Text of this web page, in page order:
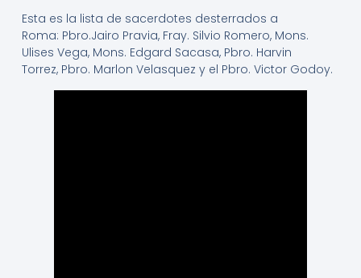
Esta es la lista de sacerdotes desterrados a
Roma: Pbro.Jairo Pravia, Fray. Silvio Romero, Mons.
Ulises Vega, Mons. Edgard Sacasa, Pbro. Harvin
Torrez, Pbro. Marlon Velasquez y el Pbro. Victor Godoy.